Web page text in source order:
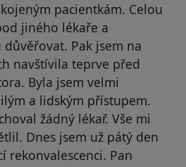
pacientkám. Celou
jiného lékaře a
Pak jsem na
navštívila teprve před
Byla jsem velmi
a lidským přístupem.
žádný lékař. Vše mi
Dnes jsem už pátý den
rekonvalescenci. Pan